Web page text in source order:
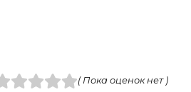
( Пока оценок нет )